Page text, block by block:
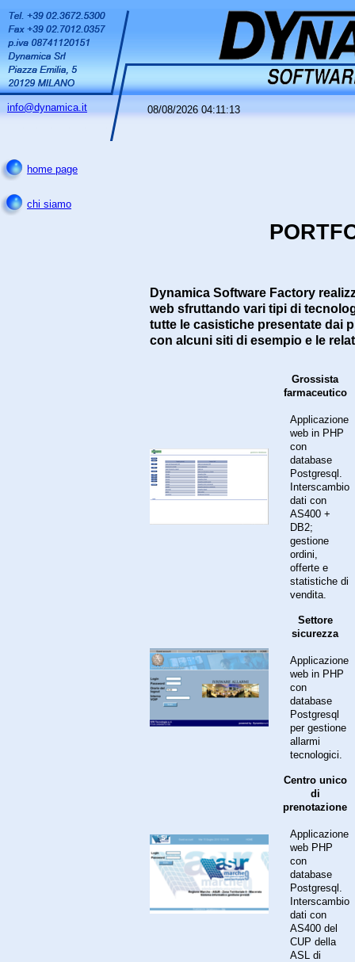
info@dynamica.it
home page
chi siamo
08/08/2026 04:11:13
Dynamica Software Factory
web sfruttando vari tipi di
tutte le casistiche presentate dai
con alcuni siti di esempio e le
Grossista
farmaceutico
Applicazione
web in PHP
con
database
Postgresql.
Interscambio
dati con
AS400 +
DB2;
gestione
ordini,
offerte e
statistiche di
vendita.
Settore
sicurezza
Applicazione
web in PHP
con
database
Postgresql
per gestione
allarmi
tecnologici.
Centro unico
di
prenotazione
Applicazione
web PHP
con
database
Postgresql.
Interscambio
dati con
AS400 del
CUP della
ASL di